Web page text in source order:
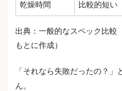
乾燥時間 比較的短い
出典：一般的なスペック比較
もとに作成）
「それなら失敗だったの？
ん。